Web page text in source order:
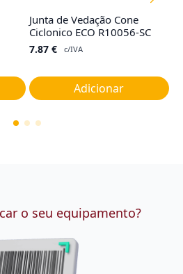
Junta de Vedação Cone
Ciclonico ECO R10056-SC
7.87 € c/IVA
Adicionar
o seu equipamento?